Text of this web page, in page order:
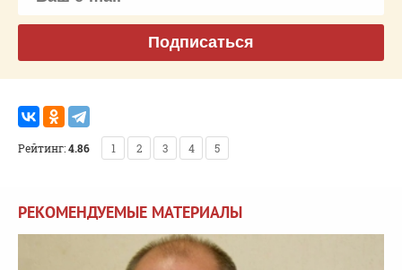
Подписаться
Рейтинг:4.86 1 2 3 4 5
РЕКОМЕНДУЕМЫЕ МАТЕРИАЛЫ